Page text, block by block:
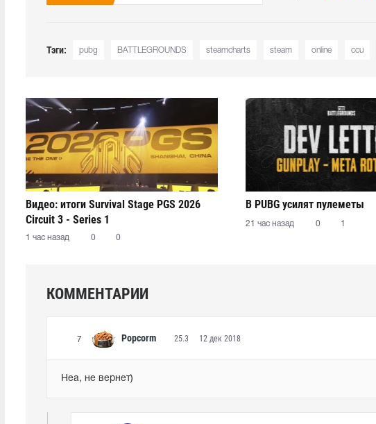
Тэги: pubg BATTLEGROUNDS steamcharts steam online ccu
Видео: итоги Survival Stage PGS 2026
Circuit 3 - Series 1
1 час назад 0 0
В PUBG усилят пулеметы
21 час назад 0 1
КОММЕНТАРИИ
7 Popcorm 25.3 12 дек 2018
Неа, не вернет)